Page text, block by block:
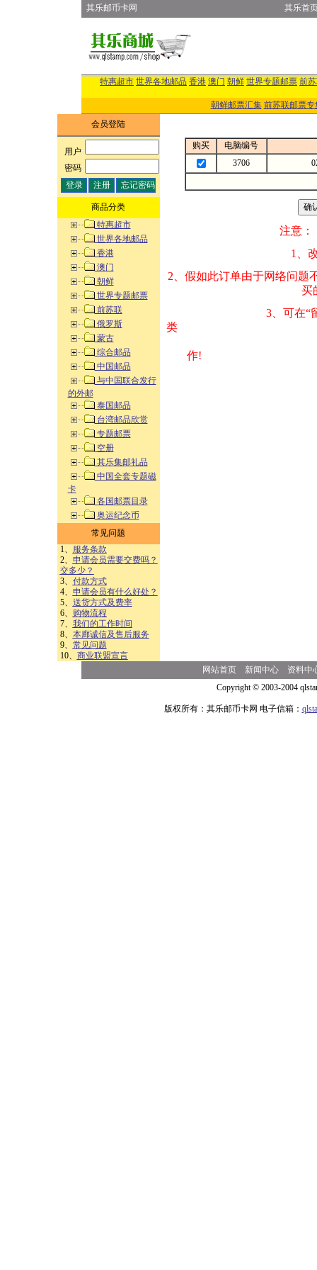
其乐邮币卡网 其乐首
特惠超市 世界各地邮品 香港 澳门 朝鲜 世界专题邮票 前
朝鲜邮票汇集 前苏联邮票专
会员登陆
用户:
密码:
商品分类
特惠超市
世界各地邮品
香港
澳门
朝鲜
世界专题邮票
前苏联
俄罗斯
蒙古
综合邮品
中国邮品
与中国联合发行
的外邮
泰国邮品
台湾邮品欣赏
专题邮票
空册
其乐集邮礼品
中国全套专题磁
卡
各国邮票目录
奥运纪念币
常见问题
1、
服务条款
2、 申请会员需要交费吗？
交多少？
3、 付款方式
4、 申请会员有什么好处？
5、 送货方式及费率
6、
购物流程
7、 我们的工作时间
8、 本廊诚信及售后服务
9、 常见问题
10、 商业联盟宣言
购买
电脑编号
3706
注意：
1、改变商品数量
2、假如此订单由
买的邮品的“
3、可在“
类 方式告之
作!
网站首页 新闻中心
资料中
Copyright © 2003-2004
版权所有：其乐邮币卡网 电子信箱：